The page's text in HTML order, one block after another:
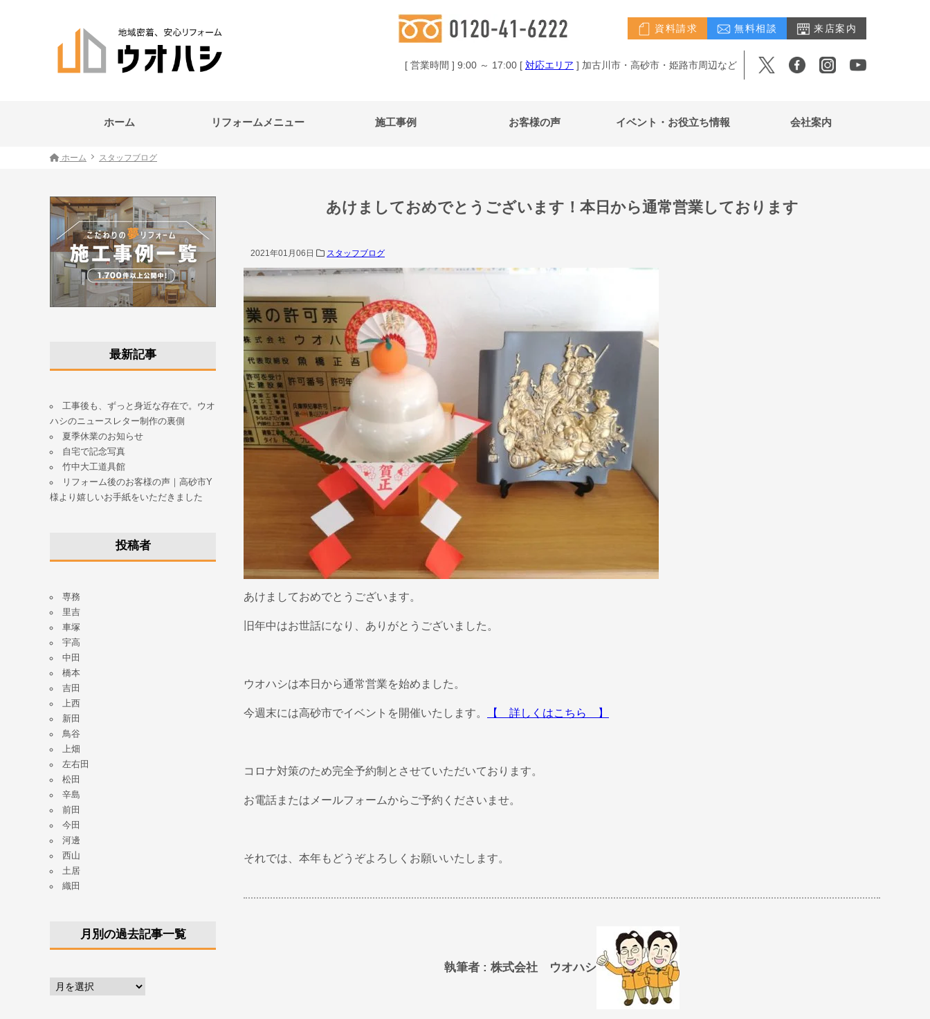
資料請求 無料相談 来店案内
[ 営業時間 ] 9:00 ～ 17:00 [ 対応エリア ] 加古川市・高砂市・姫路市周辺など
ホーム リフォームメニュー 施工事例 お客様の声 イベント・お役立ち情報 会社案内
ホーム スタッフブログ
あけましておめでとうございます！本日から通常営業しております
2021年01月06日 スタッフブログ
あけましておめでとうございます。
旧年中はお世話になり、ありがとうございました。
ウオハシは本日から通常営業を始めました。
今週末には高砂市でイベントを開催いたします。 【 詳しくはこちら 】
コロナ対策のため完全予約制とさせていただいております。
お電話またはメールフォームからご予約くださいませ。
それでは、本年もどうぞよろしくお願いいたします。
執筆者 : 株式会社 ウオハシ
最新記事
工事後も、ずっと身近な存在で。ウオ
ハシのニュースレター制作の裏側
夏季休業のお知らせ
自宅で記念写真
竹中大工道具館
リフォーム後のお客様の声｜高砂市Y
様より嬉しいお手紙をいただきました
投稿者
専務
里吉
車塚
宇高
中田
橋本
吉田
上西
新田
鳥谷
上畑
左右田
松田
辛島
前田
今田
河邊
西山
土居
織田
月別の過去記事一覧